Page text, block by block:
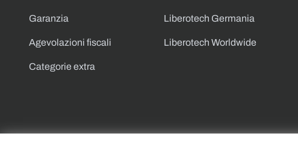
Garanzia
Agevolazioni fiscali
Categorie extra
Liberotech Germania
Liberotech Worldwide